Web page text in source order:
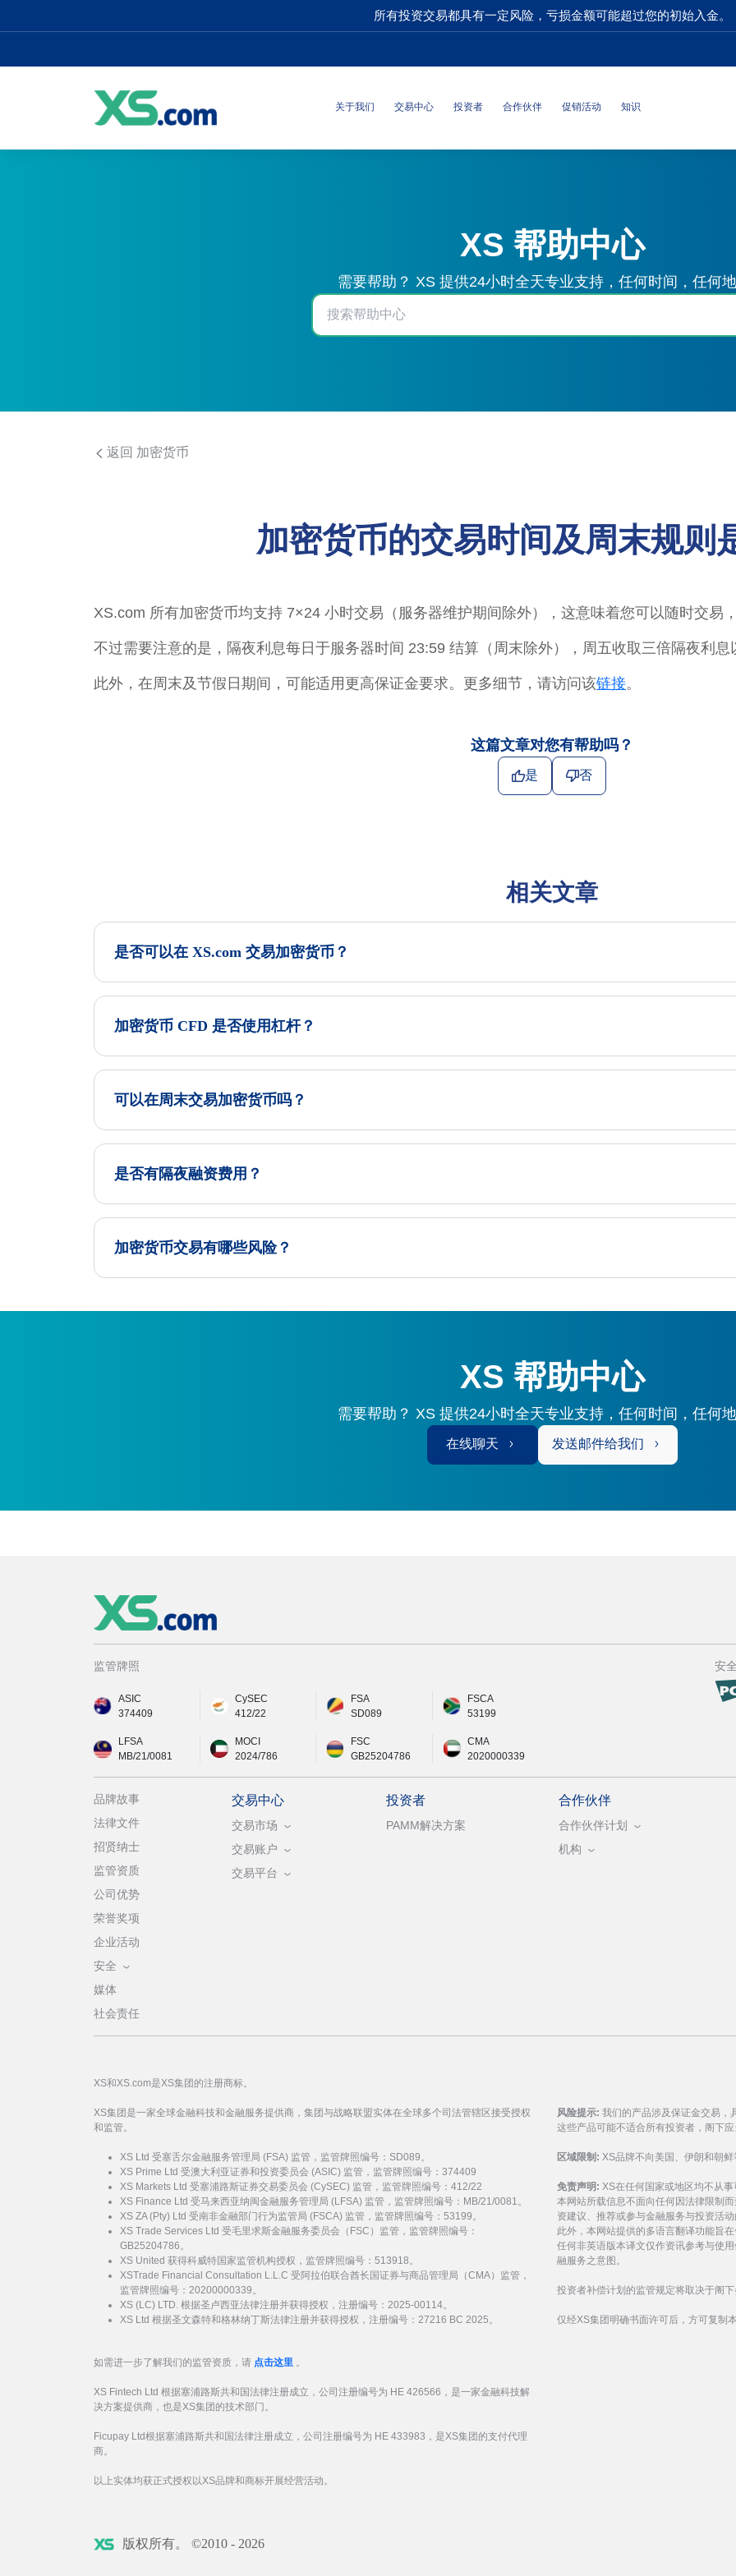
所有投资交易都具有一定风险，亏损金额可能超过您的初始入金。
关于我们 交易中心 投资者 合作伙伴 促销活动 知识
XS 帮助中心
需要帮助？ XS 提供24小时全天专业支持，任何时间，任何
返回 加密货币
加密货币的交易时间及周末规则
XS.com 所有加密货币均支持 7×24 小时交易（服务器维护期间除外），这意味着您可以随时交易
不过需要注意的是，隔夜利息每日于服务器时间 23:59 结算（周末除外），周五收取三倍隔夜利
此外，在周末及节假日期间，可能适用更高保证金要求。更多细节，请访问该链接。
这篇文章对您有帮助吗？
是 否
相关文章
是否可以在 XS.com 交易加密货币？
加密货币 CFD 是否使用杠杆？
可以在周末交易加密货币吗？
是否有隔夜融资费用？
加密货币交易有哪些风险？
XS 帮助中心
需要帮助？ XS 提供24小时全天专业支持，任何时间，任何
在线聊天 发送邮件给我们
监管牌照
ASIC
374409
CySEC
412/22
FSA
SD089
FSCA
53199
LFSA
MB/21/0081
MOCI
2024/786
FSC
GB25204786
CMA
2020000339
安
品牌故事
法律文件
招贤纳士
监管资质
公司优势
荣誉奖项
企业活动
安全
媒体
社会责任
交易中心
交易市场
交易账户
交易平台
投资者
PAMM解决方案
合作伙伴
合作伙伴计划
机构
XS和XS.com是XS集团的注册商标。
XS集团是一家全球金融科技和金融服务提供商，集团与战略联盟实体在全球多个司法管辖区接受授权
和监管。
XS Ltd 受塞舌尔金融服务管理局 (FSA) 监管，监管牌照编号：SD089。
XS Prime Ltd 受澳大利亚证券和投资委员会 (ASIC) 监管，监管牌照编号：374409
XS Markets Ltd 受塞浦路斯证券交易委员会 (CySEC) 监管，监管牌照编号：412/22
XS Finance Ltd 受马来西亚纳闽金融服务管理局 (LFSA) 监管，监管牌照编号：MB/21/0081。
XS ZA (Pty) Ltd 受南非金融部门行为监管局 (FSCA) 监管，监管牌照编号：53199。
XS Trade Services Ltd 受毛里求斯金融服务委员会（FSC）监管，监管牌照编号：
GB25204786。
XS United 获得科威特国家监管机构授权，监管牌照编号：513918。
XSTrade Financial Consultation L.L.C 受阿拉伯联合酋长国证券与商品管理局（CMA）监管，
监管牌照编号：20200000339。
XS (LC) LTD. 根据圣卢西亚法律注册并获得授权，注册编号：2025-00114。
XS Ltd 根据圣文森特和格林纳丁斯法律注册并获得授权，注册编号：27216 BC 2025。
如需进一步了解我们的监管资质，请 点击这里 。
XS Fintech Ltd 根据塞浦路斯共和国法律注册成立，公司注册编号为 HE 426566，是一家金融科技解
决方案提供商，也是XS集团的技术部门。
Ficupay Ltd根据塞浦路斯共和国法律注册成立，公司注册编号为 HE 433983，是XS集团的支付代理
商。
以上实体均获正式授权以XS品牌和商标开展经营活动。
风险提示: 我们的产品涉及保证金交易，
这些产品可能不适合所有投资者，阁下
区域限制: XS品牌不向美国、伊朗和朝
免责声明: XS在任何国家或地区均不从
本网站所载信息不面向任何因法律限制
资建议、推荐或参与金融服务与投资活
此外，本网站提供的多语言翻译功能旨
任何非英语版本译文仅作资讯参考与使
融服务之意图。
投资者补偿计划的监管规定将取决于阁
仅经XS集团明确书面许可后，方可复制
版权所有。 ©2010 - 2026